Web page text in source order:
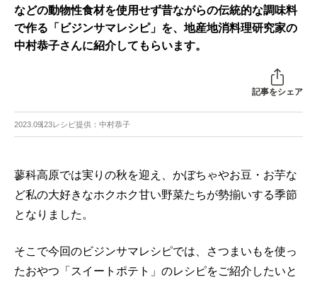
などの動物性食材を使用せず昔ながらの伝統的な調味料
で作る「ビジンサマレシピ」を、地産地消料理研究家の
中村恭子さんに紹介してもらいます。
記事をシェア
2023.09.23レシピ提供：中村恭子
蓼科高原では実りの秋を迎え、かぼちゃやお豆・お芋な
ど私の大好きなホクホク甘い野菜たちが勢揃いする季節
となりました。
そこで今回のビジンサマレシピでは、さつまいもを使っ
たおやつ「スイートポテト」のレシピをご紹介したいと